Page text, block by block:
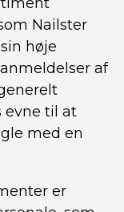
Nailster
høje
af
evne til at
med en
er